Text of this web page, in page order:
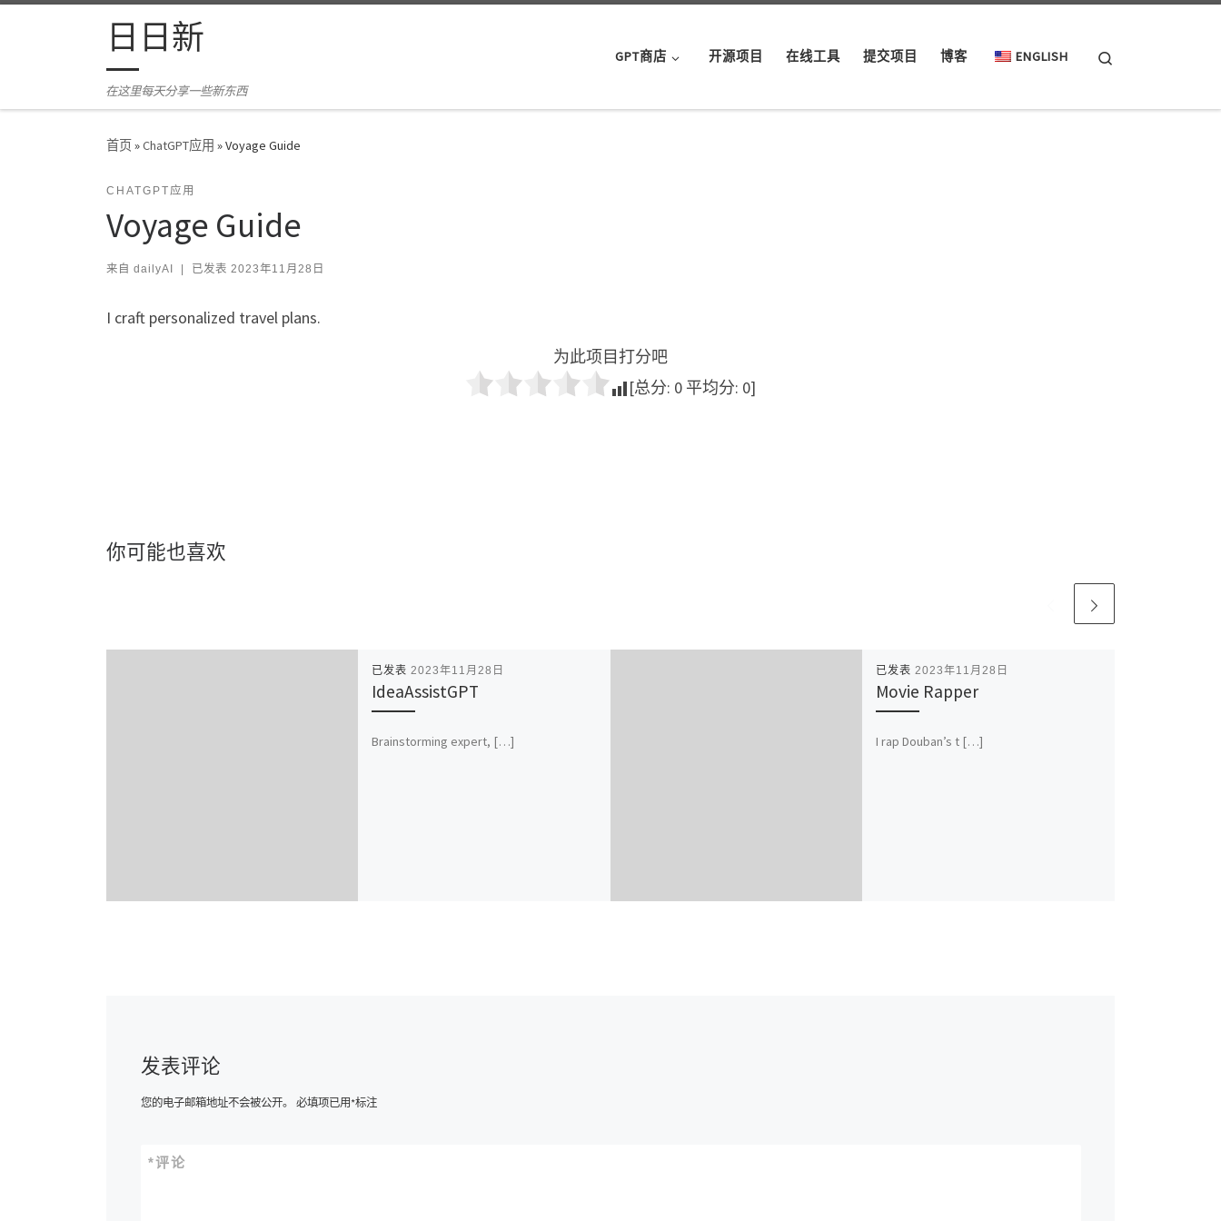
Skip to content日日新
在这里每天分享一些新东西
GPT商店 开源项目 在线工具 提交项目 博客 ENGLISH
首页»ChatGPT应用 »Voyage Guide
CHATGPT应用
Voyage Guide
来自 dailyAI 已发表 2023年11月28日
I craft personalized travel plans.
为此项目打分吧
[总分: 0 平均分: 0]
你可能也喜欢
已发表 2023年11月28日
IdeaAssistGPT
Brainstorming expert, […]
已发表 2023年11月28日
Movie Rapper
I rap Douban’s t […]
发表评论
您的电子邮箱地址不会被公开。 必填项已用*标注
评论
*